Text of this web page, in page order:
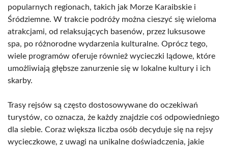
popularnych regionach, takich jak Morze Karaibskie i
Śródziemne. W trakcie podróży można cieszyć się wieloma
atrakcjami, od relaksujących basenów, przez luksusowe
spa, po różnorodne wydarzenia kulturalne. Oprócz tego,
wiele programów oferuje również wycieczki lądowe, które
umożliwiają głębsze zanurzenie się w lokalne kultury i ich
skarby.
Trasy rejsów są często dostosowywane do oczekiwań
turystów, co oznacza, że każdy znajdzie coś odpowiedniego
dla siebie. Coraz większa liczba osób decyduje się na rejsy
wycieczkowe, z uwagi na unikalne doświadczenia, jakie